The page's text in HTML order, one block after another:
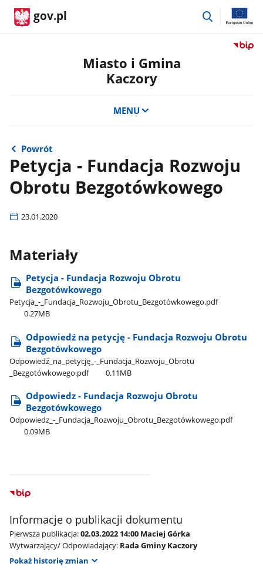
gov.pl
przejdź
Przejdź
Miasto i Gmina
Kaczory
MENU
Powrót
Petycja - Fundacja Rozwoju
Obrotu Bezgotówkowego
23.01.2020
Materiały
Petycja - Fundacja Rozwoju Obrotu
Bezgotówkowego
Petycja​_-​_Fundacja​_Rozwoju​_Obrotu​_Bezgotówkowego.pdf
0.27MB
Odpowiedź na petycję - Fundacja Rozwoju Obrotu
Bezgotówkowego
Odpowiedź​_na​_petycję​_-​_Fundacja​_Rozwoju​_Obrotu​
_Bezgotówkowego.pdf
0.11MB
Odpowiedz - Fundacja Rozwoju Obrotu
Bezgotówkowego
Odpowiedz​_-​_Fundacja​_Rozwoju​_Obrotu​_Bezgotówkowego.pdf
0.09MB
Informacje o publikacji dokumentu
Pierwsza publikacja:02.03.2022 14:00 Maciej Górka
Wytwarzający/ Odpowiadający: Rada Gminy Kaczory
Pokaż historię zmian